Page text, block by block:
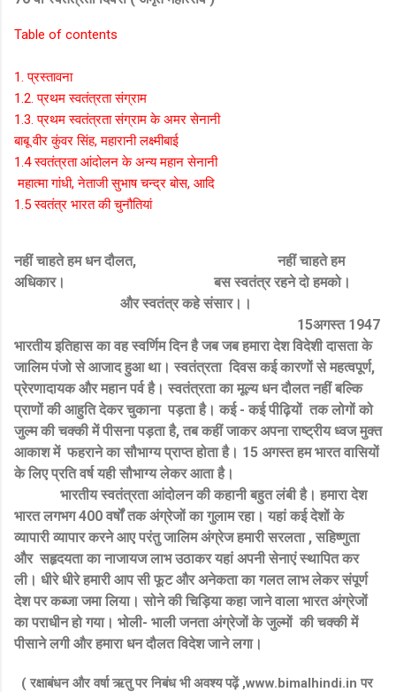
Table of contents
1. प्रस्तावना
1.2. प्रथम स्वतंत्रता संग्राम
1.3. प्रथम स्वतंत्रता संग्राम के अमर सेनानी
बाबू वीर कुंवर सिंह, महारानी लक्ष्मीबाई
1.4 स्वतंत्रता आंदोलन के अन्य महान सेनानी
महात्मा गांधी, नेताजी सुभाष चन्द्र बोस, आदि
1.5 स्वतंत्र भारत की चुनौतियां
नहीं चाहते हम धन दौलत, नहीं चाहते हम
अधिकार। बस स्वतंत्र रहने दो हमको।
और स्वतंत्र कहे संसार।।
15अगस्त 1947
भारतीय इतिहास का वह स्वर्णिम दिन है जब जब हमारा देश विदेशी दासता के
जालिम पंजो से आजाद हुआ था। स्वतंत्रता दिवस कई कारणों से महत्वपूर्ण,
प्रेरणादायक और महान पर्व है। स्वतंत्रता का मूल्य धन दौलत नहीं बल्कि
प्राणों की आहुति देकर चुकाना पड़ता है। कई - कई पीढ़ियों तक लोगों को
जुल्म की चक्की में पीसना पड़ता है, तब कहीं जाकर अपना राष्ट्रीय ध्वज मुक्त
आकाश में फहराने का सौभाग्य प्राप्त होता है। 15 अगस्त हम भारत वासियों
के लिए प्रति वर्ष यही सौभाग्य लेकर आता है।
भारतीय स्वतंत्रता आंदोलन की कहानी बहुत लंबी है। हमारा देश
भारत लगभग 400 वर्षों तक अंग्रेजों का गुलाम रहा। यहां कई देशों के
व्यापारी व्यापार करने आए परंतु जालिम अंग्रेज हमारी सरलता , सहिष्णुता
और सहृदयता का नाजायज लाभ उठाकर यहां अपनी सेनाएं स्थापित कर
ली। धीरे धीरे हमारी आप सी फूट और अनेकता का गलत लाभ लेकर संपूर्ण
देश पर कब्जा जमा लिया। सोने की चिड़िया कहा जाने वाला भारत अंग्रेजों
का पराधीन हो गया। भोली- भाली जनता अंग्रेजों के जुल्मों की चक्की में
पीसाने लगी और हमारा धन दौलत विदेश जाने लगा।
( रक्षाबंधन और वर्षा ऋतु पर निबंध भी अवश्य पढ़ें ,www.bimalhindi.in पर